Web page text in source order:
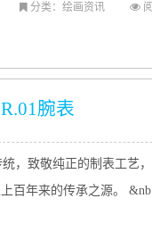
分类：绘画资讯
腕表
，致敬纯正的制表工艺，
百年来的传承之源。